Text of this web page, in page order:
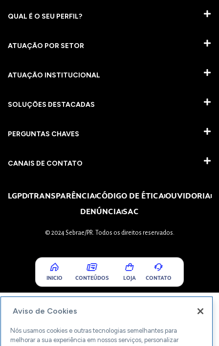
QUAL É O SEU PERFIL?
ATUAÇÃO POR SETOR
ATUAÇÃO INSTITUCIONAL
SOLUÇÕES DESTACADAS
PERGUNTAS CHAVES​
CANAIS DE CONTATO
LGPDTRANSPARÊNCIACÓDIGO DE ÉTICAOUVIDORIA
DENÚNCIASAC
© 2024 Sebrae/PR. Todos os direitos reservados.
INICIO CONTEÚDOS LOJA CONTATO
Aviso de Cookies
Nós usamos cookies e outras tecnologias semelhantes para
melhorar a sua experiência em nossos serviços, personalizar